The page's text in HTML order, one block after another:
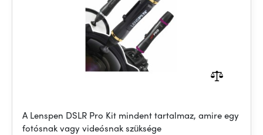
A Lenspen DSLR Pro Kit mindent tartalmaz, amire egy
fotósnak vagy videósnak szüksége